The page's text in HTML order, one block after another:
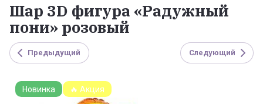
Шар 3D фигура «Радужный
пони» розовый
Предыдущий Следующий
Новинка 🔥 Акция